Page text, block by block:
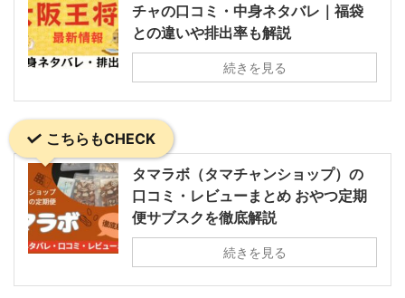
チャの口コミ・中身ネタバレ｜福袋
との違いや排出率も解説
続きを見る
こちらもCHECK
タマラボ（タマチャンショップ）の
口コミ・レビューまとめ おやつ定期
便サブスクを徹底解説
続きを見る